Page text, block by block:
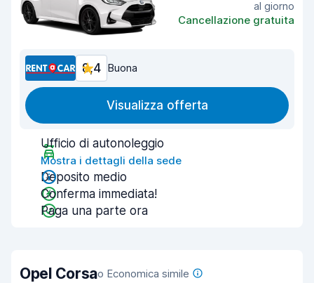
al giorno
Cancellazione gratuita
8,4 Buona
Visualizza offerta
Ufficio di autonoleggio
Mostra i dettagli della sede
Deposito medio
Conferma immediata!
Paga una parte ora
Opel Corsao Economica simile